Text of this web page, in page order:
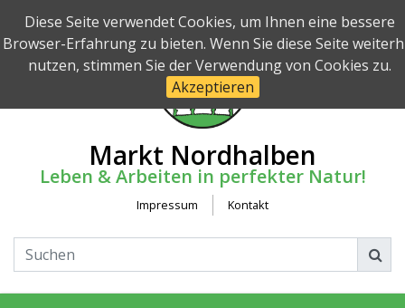
Diese Seite verwendet Cookies, um Ihnen eine bessere
Browser-Erfahrung zu bieten. Wenn Sie diese Seite
nutzen, stimmen Sie der Verwendung von Cookies zu.
Akzeptieren
Markt Nordhalben
Leben & Arbeiten in perfekter Natur!
Impressum Kontakt